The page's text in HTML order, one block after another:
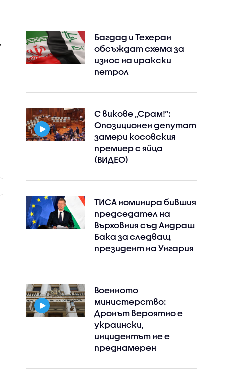
Багдад и Техеран
обсъждат схема за
износ на иракски
петрол
С викове „Срам!“:
Опозиционен депутат
замери косовския
премиер с яйца
(ВИДЕО)
ТИСА номинира бившия
председател на
Върховния съд Андраш
Бака за следващ
президент на Унгария
Военното
министерство:
Дронът вероятно е
украински,
инцидентът не е
преднамерен